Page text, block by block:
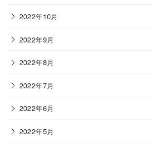
2022年10月
2022年9月
2022年8月
2022年7月
2022年6月
2022年5月